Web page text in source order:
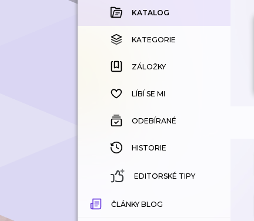
KOUPENÉ
KATEGORIE
ZÁLOŽKY
HISTORIE
KATALOG
KATEGORIE
ZÁLOŽKY
LÍBÍ SE MI
ODEBÍRANÉ
HISTORIE
EDITORSKÉ TIPY
ČLÁNKY BLOG